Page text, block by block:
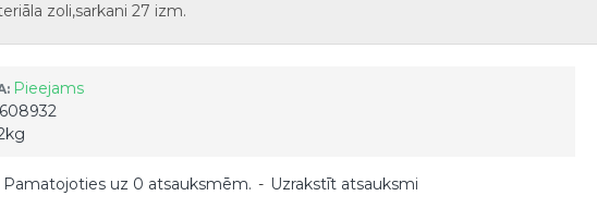
zoli,sarkani 27 izm.
Pieejams
608932
Pamatojoties uz 0 atsauksmēm. - Uzrakstīt atsauksmi